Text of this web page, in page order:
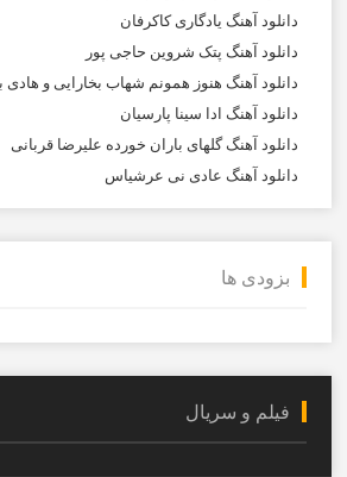
دانلود آهنگ یادگاری کاکرفان
دانلود آهنگ پتک شروین حاجی پور
دانلود آهنگ هنوز همونم شهاب بخارایی و هادی
دانلود آهنگ ادا سینا پارسیان
دانلود آهنگ گلهای باران خورده علیرضا قربانی
دانلود آهنگ عادی نی عرشیاس
بزودی ها
فیلم و سریال